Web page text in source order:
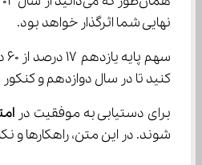
نهایی شما اثرگذار خواهد بود.
کنید تا در سال دوازدهم و
برای دستیابی به موفقیت در
شوند. در این متن، راهکارها و نکات کاربردی برای